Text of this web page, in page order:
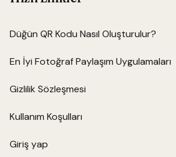
Düğün QR Kodu Nasıl Oluşturulur?
En İyi Fotoğraf Paylaşım Uygulamaları
Gizlilik Sözleşmesi
Kullanım Koşulları
Giriş yap